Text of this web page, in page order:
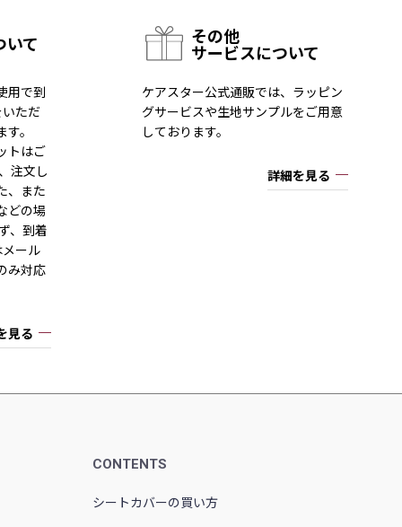
いて
用で到
ただ
。
トはご
注文し
、また
どの場
、到着
ール
み対応
見る
その他
サービスについて
ケアスター公式通販では、ラッピン
グサービスや生地サンプルをご用意
しております。
詳細を見る
CONTENTS
シートカバーの買い方